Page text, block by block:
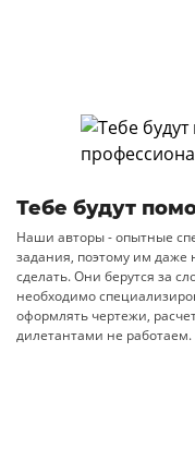
Тебе будут
Наши авторы - опытные
задания, поэтому им даже
сделать. Они берутся за
необходимо
оформлять чертежи,
дилетантами не работаем.